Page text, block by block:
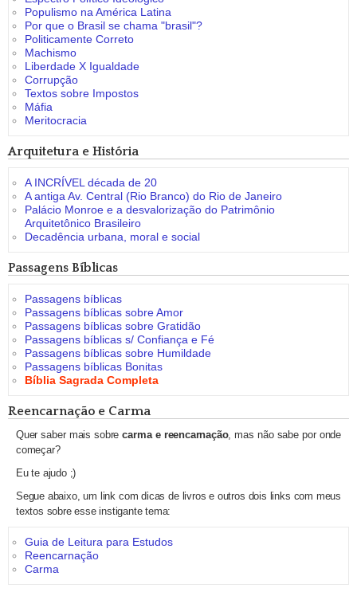
Populismo na América Latina
Por que o Brasil se chama "brasil"?
Politicamente Correto
Machismo
Liberdade X Igualdade
Corrupção
Textos sobre Impostos
Máfia
Meritocracia
Arquitetura e História
A INCRÍVEL década de 20
A antiga Av. Central (Rio Branco) do Rio de Janeiro
Palácio Monroe e a desvalorização do Patrimônio
Arquitetônico Brasileiro
Decadência urbana, moral e social
Passagens Bíblicas
Passagens bíblicas
Passagens bíblicas sobre Amor
Passagens bíblicas sobre Gratidão
Passagens bíblicas s/ Confiança e Fé
Passagens bíblicas sobre Humildade
Passagens bíblicas Bonitas
Bíblia Sagrada Completa
Reencarnação e Carma
Quer saber mais sobrecarma e reencarnação, mas não sabe por onde
começar?
Eu te ajudo ;)
Segue abaixo, um link com dicas de livros e outros dois links com meus
textos sobre esse instigante tema:
Guia de Leitura para Estudos
Reencarnação
Carma